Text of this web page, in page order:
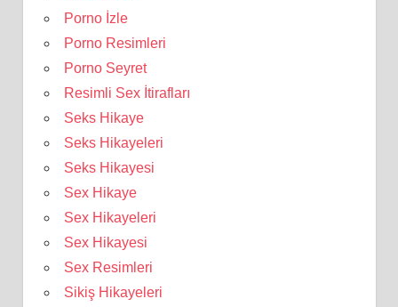
Porno İzle
Porno Resimleri
Porno Seyret
Resimli Sex İtirafları
Seks Hikaye
Seks Hikayeleri
Seks Hikayesi
Sex Hikaye
Sex Hikayeleri
Sex Hikayesi
Sex Resimleri
Sikiş Hikayeleri